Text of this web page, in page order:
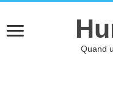
Quand